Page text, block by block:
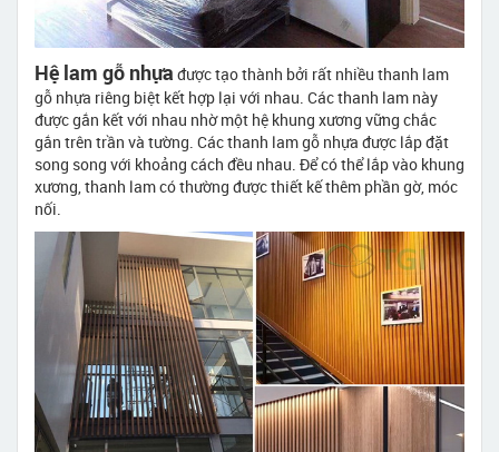
Hệ lam gỗ nhựa được tạo thành bởi rất nhiều thanh lam
gỗ nhựa riêng biệt kết hợp lại với nhau. Các thanh lam này
được gắn kết với nhau nhờ một hệ khung xương vững chắc
gắn trên trần và tường. Các thanh lam gỗ nhựa được lắp đặt
song song với khoảng cách đều nhau. Để có thể lắp vào khung
xương, thanh lam có thường được thiết kế thêm phần gờ, móc
nối.